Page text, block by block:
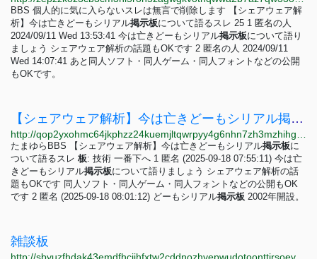
BBS 個人的に気に入らないスレは無言で削除します 【シェアウェア解
析】今は亡きどーもシリアル掲示板について語るスレ 25 1 匿名の人
2024/09/11 Wed 13:53:41 今は亡きどーもシリアル掲示板について語り
ましょう シェアウェア解析の話題もOKです 2 匿名の人 2024/09/11
Wed 14:07:41 あと同人ソフト・同人ゲーム・同人フォントなどの公開
もOKです。
【シェアウェア解析】今は亡きどーもシリアル掲示板について語るスレ - たまゆらBBS
たまゆらBBS 【シェアウェア解析】今は亡きどーもシリアル掲示板に
ついて語るスレ 板: 技術 一番下へ 1 匿名 (2025-09-18 07:55:11) 今は亡
きどーもシリアル掲示板について語りましょう シェアウェア解析の話
題もOKです 同人ソフト・同人ゲーム・同人フォントなどの公開もOK
です 2 匿名 (2025-09-18 08:01:12) どーもシリアル掲示板 2002年開設。
雑談板